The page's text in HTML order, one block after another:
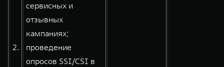
2.
сервисных и
отзывных
кампаниях;
проведение
опросов SSI/CSI в